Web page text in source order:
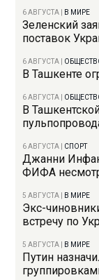
6 АВГУСТА В МИРЕ
Зеленский
поставок
6 АВГУСТА
В Ташкенте
6 АВГУСТА
В
6 АВГУСТА СПОРТ
Джанни
ФИФА
5 АВГУСТА В МИРЕ
Экс-
встречу по
5 АВГУСТА В МИРЕ
Путин